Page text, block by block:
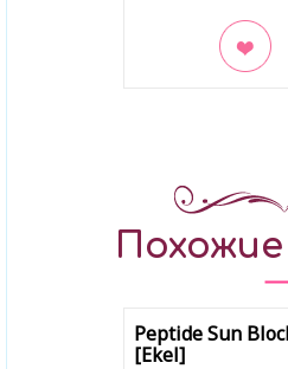
Peptide Sun
[Ekel]